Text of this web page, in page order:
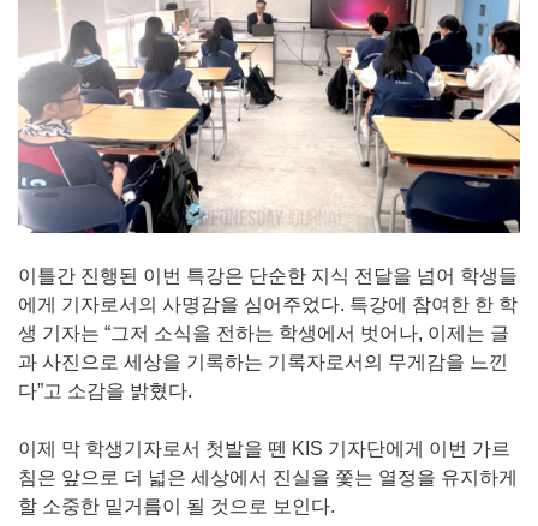
이틀간 진행된 이번 특강은 단순한 지식 전달을 넘어 학생들
에게 기자로서의 사명감을 심어주었다. 특강에 참여한 한 학
생 기자는 “그저 소식을 전하는 학생에서 벗어나, 이제는 글
과 사진으로 세상을 기록하는 기록자로서의 무게감을 느낀
다”고 소감을 밝혔다.
이제 막 학생기자로서 첫발을 뗀 KIS 기자단에게 이번 가르
침은 앞으로 더 넓은 세상에서 진실을 쫓는 열정을 유지하게
할 소중한 밑거름이 될 것으로 보인다.